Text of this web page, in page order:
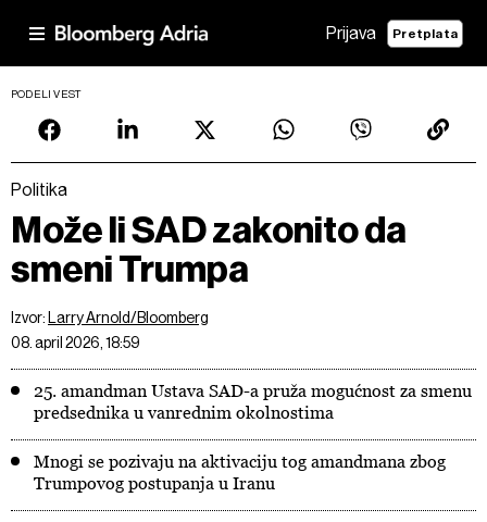
Prijava Pretplata
PODELI VEST
Politika
Može li SAD zakonito da
smeni Trumpa
Izvor:
Larry Arnold/Bloomberg
08. april 2026, 18:59
25. amandman Ustava SAD-a pruža mogućnost za smenu
predsednika u vanrednim okolnostima
Mnogi se pozivaju na aktivaciju tog amandmana zbog
Trumpovog postupanja u Iranu